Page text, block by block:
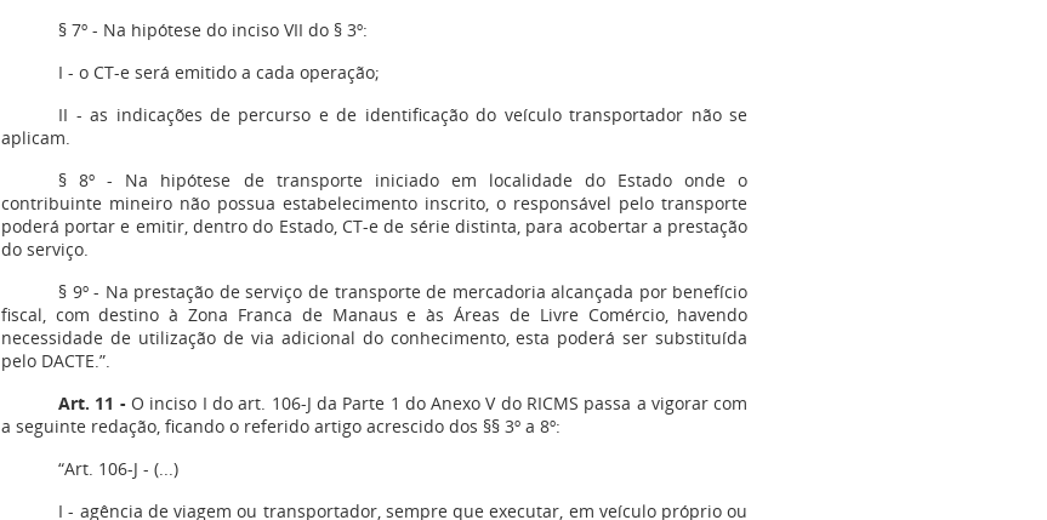
§ 7º - Na hipótese do inciso VII do § 3º:
I - o CT-e será emitido a cada operação;
II - as indicações de percurso e de identificação do veículo transportador não se
aplicam.
§ 8º - Na hipótese de transporte iniciado em localidade do Estado onde o
contribuinte mineiro não possua estabelecimento inscrito, o responsável pelo transporte
poderá portar e emitir, dentro do Estado, CT-e de série distinta, para acobertar a prestação
do serviço.
§ 9º - Na prestação de serviço de transporte de mercadoria alcançada por benefício
fiscal, com destino à Zona Franca de Manaus e às Áreas de Livre Comércio, havendo
necessidade de utilização de via adicional do conhecimento, esta poderá ser substituída
pelo DACTE.”.
Art. 11 - O inciso I do art. 106-J da Parte 1 do Anexo V do RICMS passa a vigorar com
a seguinte redação, ficando o referido artigo acrescido dos §§ 3º a 8º:
“Art. 106-J - (...)
I - agência de viagem ou transportador, sempre que executar, em veículo próprio ou